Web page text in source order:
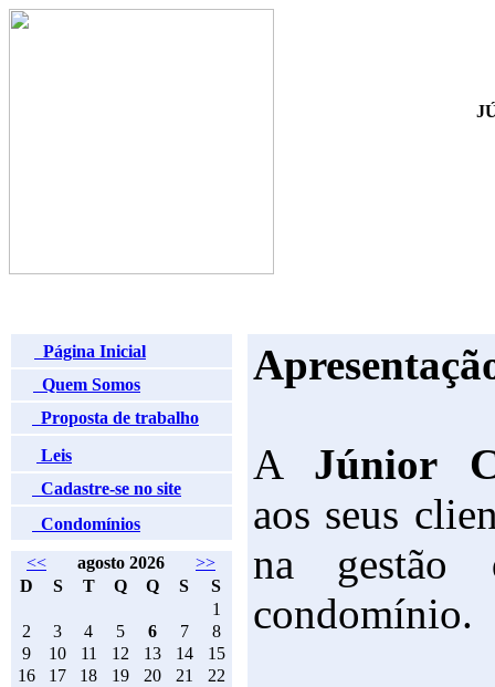
Página Inicial
Quem Somos
Proposta de trabalho
Leis
Cadastre-se no site
Condomínios
<< agosto 2026
>>
D
S T Q Q S
S
1
2
3 4 5 6 7
8
9
10 11 12 13 14
15
16
17 18 19 20 21
22
A Júnior
aos seus
na gestão
condomínio.